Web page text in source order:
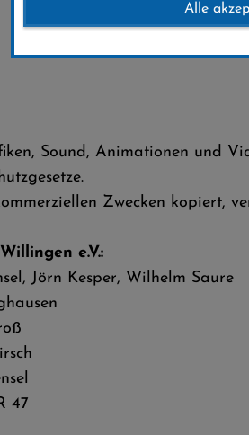
Sound, Animationen und
Zwecken kopiert,
e.V.:
Jörn Kesper, Wilhelm Saure
47
Alle